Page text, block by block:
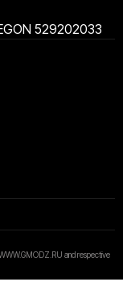
529202033
and respective